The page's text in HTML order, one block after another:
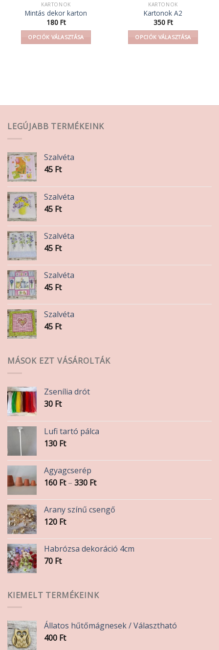
KARTONOK
Mintás dekor karton
180 Ft
OPCIÓK VÁLASZTÁSA
változatok
a
ki
KARTONOK
Kartonok A2
350 Ft
OPCIÓK VÁLASZTÁSA
LEGÚJABB TERMÉKEINK
Szalvéta
45 Ft
Szalvéta
45 Ft
Szalvéta
45 Ft
Szalvéta
45 Ft
Szalvéta
45 Ft
MÁSOK EZT VÁSÁROLTÁK
Zsenília drót
30 Ft
Lufi tartó pálca
130 Ft
Agyagcserép
160 Ft – 330 FtÁrtartomány:
-
330 Ft
Arany színű csengő
120 Ft
Habrózsa dekoráció 4cm
70 Ft
KIEMELT TERMÉKEINK
Állatos hűtőmágnesek / Választható
400 Ft